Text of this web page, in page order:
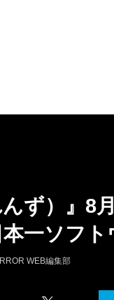
んず）』8
一ソフ
WEB編集部